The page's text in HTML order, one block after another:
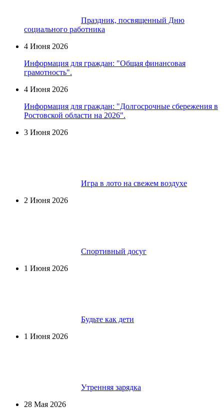
Праздник, посвященный Дню
социального работника
4 Июня 2026
Информация для граждан: "Общая финансовая
грамотность".
4 Июня 2026
Информация для граждан: "Долгосрочные сбережения в
Ростовской области на 2026".
3 Июня 2026
Игра в лото на свежем воздухе
2 Июня 2026
Спортивный досуг
1 Июня 2026
Будьте как дети
1 Июня 2026
Утренняя зарядка
28 Мая 2026